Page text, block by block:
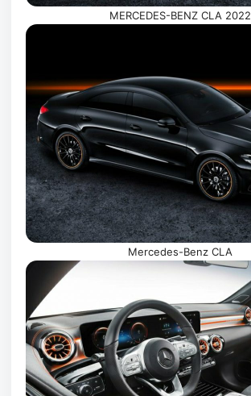
MERCEDES-BENZ CLA 2022
Mercedes-Benz CLA